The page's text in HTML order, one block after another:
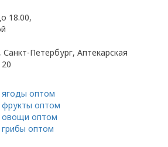
18.00,
Санкт-Петербург, Аптекарская
оптом
оптом
оптом
оптом